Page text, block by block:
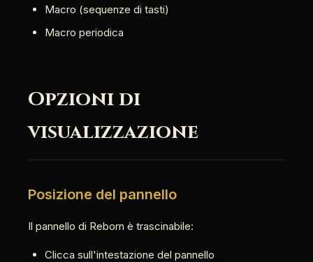
Macro (sequenze di tasti)
Macro periodica
Opzioni di
visualizzazione
Posizione del pannello
Il pannello di Reborn è trascinabile:
Clicca sull'intestazione del pannello